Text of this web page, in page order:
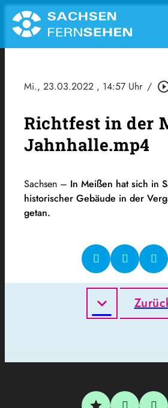
Mi., 23.03.2022 , 14:57 Uhr /
Richtfest in der
Jahnhalle.mp4
Sachsen – In Meißen hat sich in
historischer Gebäude in der
getan.